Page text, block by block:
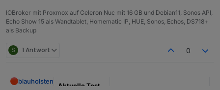
meldung
IOBroker mit Proxmox auf Celeron Nuc mit 16 GB und Debian11, Sonos API,
Echo Show 15 als Wandtablet, Homematic IP, HUE, Sonos, Echos, DS718+
als Backup
S 1 Antwort 0
blauholsten
Aktuelle Test